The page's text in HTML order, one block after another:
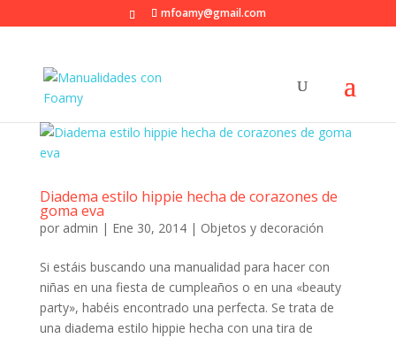
mfoamy@gmail.com
Diadema estilo hippie hecha de corazones de
goma eva
por admin | Ene 30, 2014| Objetos y decoración
Si estáis buscando una manualidad para hacer con
niñas en una fiesta de cumpleaños o en una «beauty
party», habéis encontrado una perfecta. Se trata de
una diadema estilo hippie hecha con una tira de